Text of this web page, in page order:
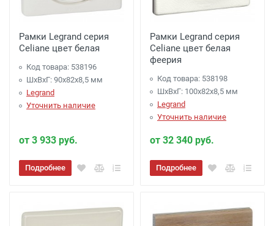
Рамки Legrand серия
Celiane цвет белая
Код товара: 538196
ШхВхГ: 90x82x8,5 мм
Legrand
Уточнить наличие
от 3 933 руб.
Подробнее
Рамки Legrand серия
Celiane цвет белая
феерия
Код товара: 538198
ШхВхГ: 100x82x8,5 мм
Legrand
Уточнить наличие
от 32 340 руб.
Подробнее